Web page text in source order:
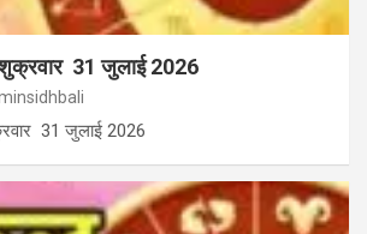
31 जुलाई 2026
31 जुलाई 2026